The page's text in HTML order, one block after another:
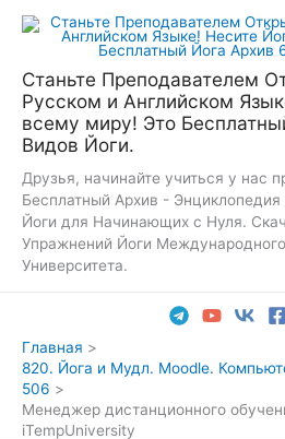
Перейти
Станьте Преподавателем
Русском и Английском
всему миру! Это
Видов Йоги.
Друзья, начинайте учиться у нас
Бесплатный Архив -
Йоги для Начинающих с Нуля.
Упражнений Йоги
Университета.
Главная
820. Йога и Мудл. Moodle.
506
Менеджер дистанционного
iTempUniversity